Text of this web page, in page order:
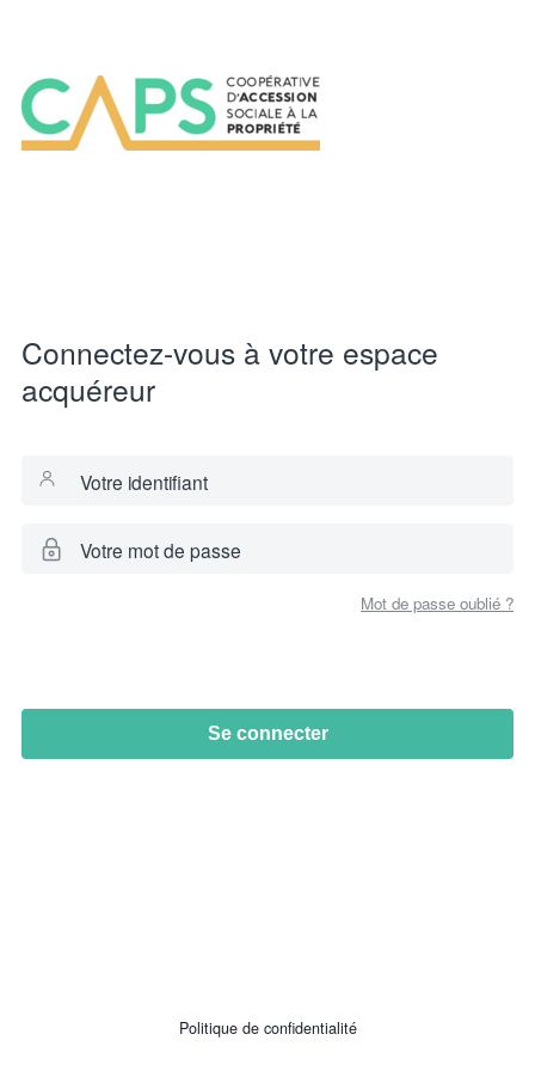
Connectez-vous à votre espace
acquéreur
Votre identifiant
Votre mot de passe
Mot de passe oublié ?
Se connecter
Politique de confidentialité